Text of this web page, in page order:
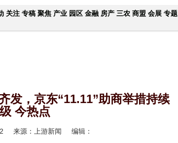
关注 专稿 聚焦 产业 园区 金融 房产 三农 商盟 会展 专题
发，京东“11.11”助商举措持续
今热点
来源：上游新闻 编辑：